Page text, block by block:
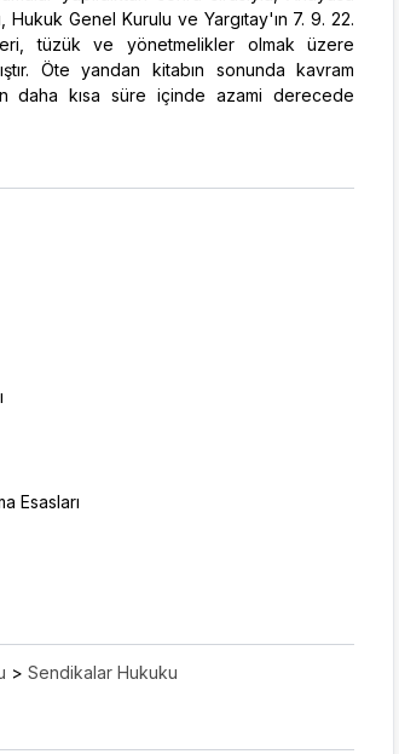
Hukuk Genel Kurulu ve Yargıtay'ın 7. 9. 22.
tüzük ve yönetmelikler olmak üzere
Öte yandan kitabın sonunda kavram
daha kısa süre içinde azami derecede
Esasları
> Sendikalar Hukuku